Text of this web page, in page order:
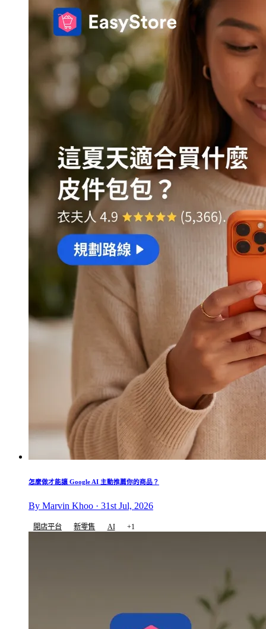
怎麼做才能讓 Google AI 主動推薦你的商品？
By Marvin Khoo · 31st Jul, 2026
開店平台 新零售 AI +1